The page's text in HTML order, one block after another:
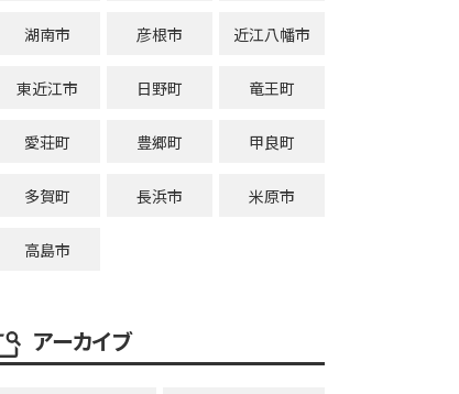
湖南市 彦根市 近江八幡市
東近江市 日野町 竜王町
愛荘町 豊郷町 甲良町
多賀町 長浜市 米原市
高島市
アーカイブ